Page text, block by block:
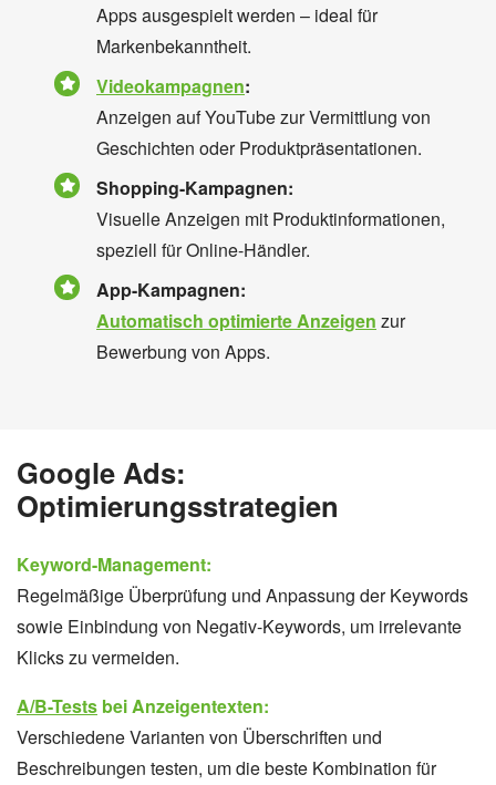
Apps ausgespielt werden – ideal für
Markenbekanntheit.
Videokampagnen:
Anzeigen auf YouTube zur Vermittlung von
Geschichten oder Produktpräsentationen.
Shopping-Kampagnen:
Visuelle Anzeigen mit Produktinformationen,
speziell für Online-Händler.
App-Kampagnen:
Automatisch optimierte Anzeigen zur
Bewerbung von Apps.
Google Ads:
Optimierungsstrategien
Keyword-Management:
Regelmäßige Überprüfung und Anpassung der Keywords
sowie Einbindung von Negativ-Keywords, um irrelevante
Klicks zu vermeiden.
A/B-Tests bei Anzeigentexten:
Verschiedene Varianten von Überschriften und
Beschreibungen testen, um die beste Kombination für